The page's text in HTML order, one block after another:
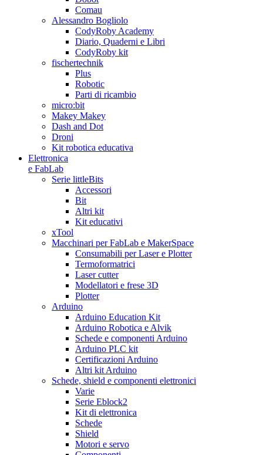
Comau
Alessandro Bogliolo
CodyRoby Academy
Diario, Quaderni e Libri
CodyRoby kit
fischertechnik
Plus
Robotic
Parti di ricambio
micro:bit
Makey Makey
Dash and Dot
Droni
Kit robotica educativa
Elettronica
e FabLab
Serie littleBits
Accessori
Bit
Altri kit
Kit educativi
xTool
Macchinari per FabLab e MakerSpace
Consumabili per Laser e Plotter
Termoformatrici
Laser cutter
Modellatori e frese 3D
Plotter
Arduino
Arduino Education Kit
Arduino Robotica e Alvik
Schede e componenti Arduino
Arduino PLC kit
Certificazioni Arduino
Altri kit Arduino
Schede, shield e componenti elettronici
Varie
Serie Eblock2
Kit di elettronica
Schede
Shield
Motori e servo